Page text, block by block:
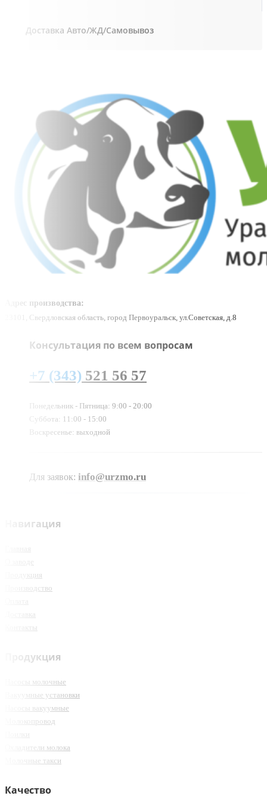
Доставка Авто/ЖД/Самовывоз
Адрес производства:
23101, Свердловская область, город Первоуральск, ул.Советская, д.8
Консультация по всем вопросам
+7 (343) 521 56 57
Понедельник - Пятница: 9:00 - 20:00
Суббота: 11:00 - 15:00
Воскресенье: выходной
Для заявок: info@urzmo.ru
Навигация
Главная
О заводе
Продукция
Производство
Доставка
Контакты
Продукция
Насосы молочные
Вакуумные установки
Насосы вакуумные
Молокопровод
Охладители молока
Молочные такси
Качество